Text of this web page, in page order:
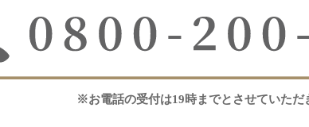
※お電話の受付は19時までとさせていただ